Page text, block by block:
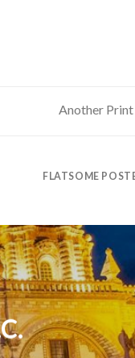
Another
FLATSOME